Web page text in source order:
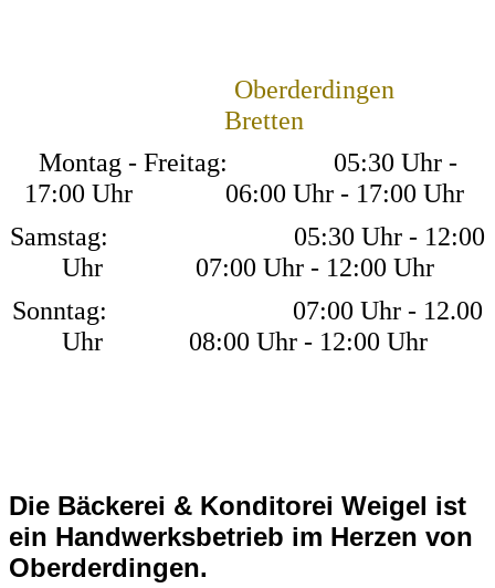
Oberderdingen
Bretten
Montag - Freitag: 05:30 Uhr -
17:00 Uhr 06:00 Uhr - 17:00 Uhr
Samstag: 05:30 Uhr - 12:00
Uhr 07:00 Uhr - 12:00 Uhr
Sonntag: 07:00 Uhr - 12.00
Uhr 08:00 Uhr - 12:00 Uhr
Die Bäckerei & Konditorei Weigel ist
ein Handwerksbetrieb im Herzen von
Oberderdingen.